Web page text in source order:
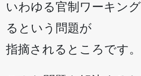
いわゆる官制ワーキン
るという問題が
指摘されるところです。